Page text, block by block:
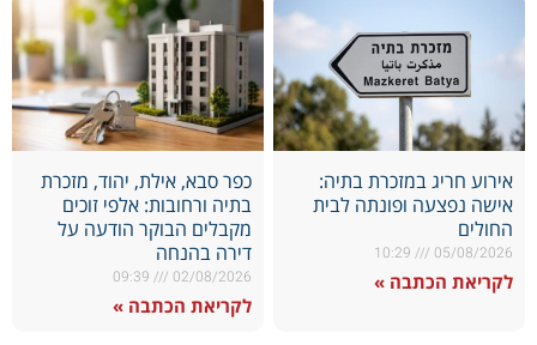
אירוע חריג במזכרת בתיה:
אישה נפצעה ופונתה לבית
החולים
05/08/2026
לקריאת הכתבה »
כפר סבא, אילת, יהוד, מזכרת
בתיה ורחובות: אלפי זוכים
מקבלים הבוקר הודעה על
דירה בהנחה
02/08/2026
לקריאת הכתבה »